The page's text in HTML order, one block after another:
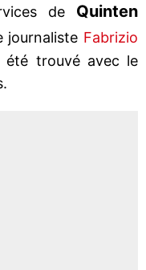
de Quinten
journaliste Fabrizio
trouvé avec le